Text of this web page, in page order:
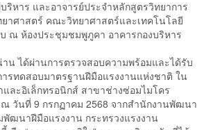
ริหาร และอาจารย์ประจำหลักสูตรวิทยาการ
าศาสตร์ คณะวิทยาศาสตร์และเทคโนโลยี
ณ ห้องประชุมชมพูภูคา อาคารกองบริหาร
ได้ผ่านการตรวจสอบความพร้อมและได้รับ
รทดสอบมาตรฐานฝีมือแรงงานแห่งชาติ ใน
ละอิเล็กทรอนิกส์ สาขาช่างซ่อมไมโคร
ณ วันที่ 9 กรกฏาคม 2568 จากสำนักงานพัฒนา
ฒนาฝีมือแรงงาน กระทรวงแรงงาน